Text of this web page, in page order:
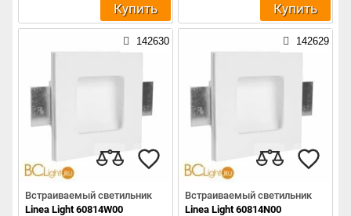
Купить Купить
142630
Встраиваемый светильник
Linea Light 60814W00
142629
Встраиваемый светильник
Linea Light 60814N00